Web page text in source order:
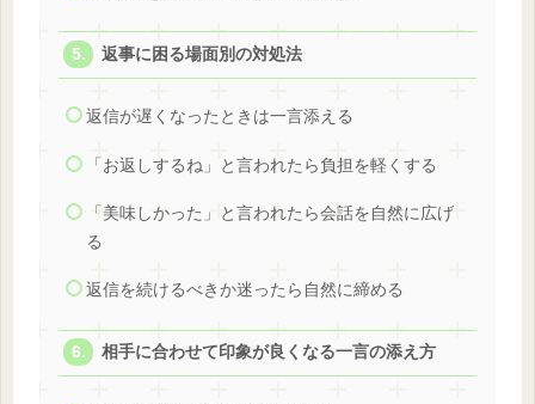
返事に困る場面別の対処法
返信が遅くなったときは一言添える
「お返しするね」と言われたら負担を軽くする
「美味しかった」と言われたら会話を自然に広げ
る
返信を続けるべきか迷ったら自然に締める
相手に合わせて印象が良くなる一言の添え方